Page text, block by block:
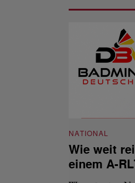
NATIONAL
Wie weit
einem A-